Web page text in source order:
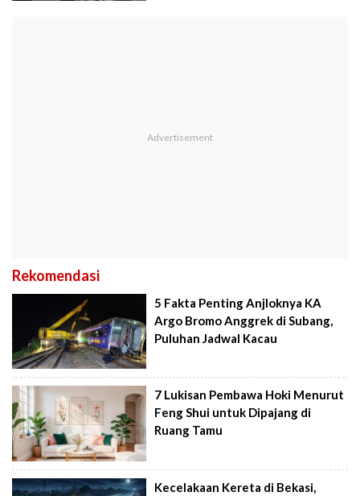
Rekomendasi
5 Fakta Penting Anjloknya KA
Argo Bromo Anggrek di Subang,
Puluhan Jadwal Kacau
7 Lukisan Pembawa Hoki Menurut
Feng Shui untuk Dipajang di
Ruang Tamu
Kecelakaan Kereta di Bekasi,